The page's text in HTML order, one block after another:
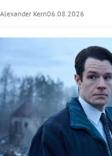
Alexander Kern06.08.2026